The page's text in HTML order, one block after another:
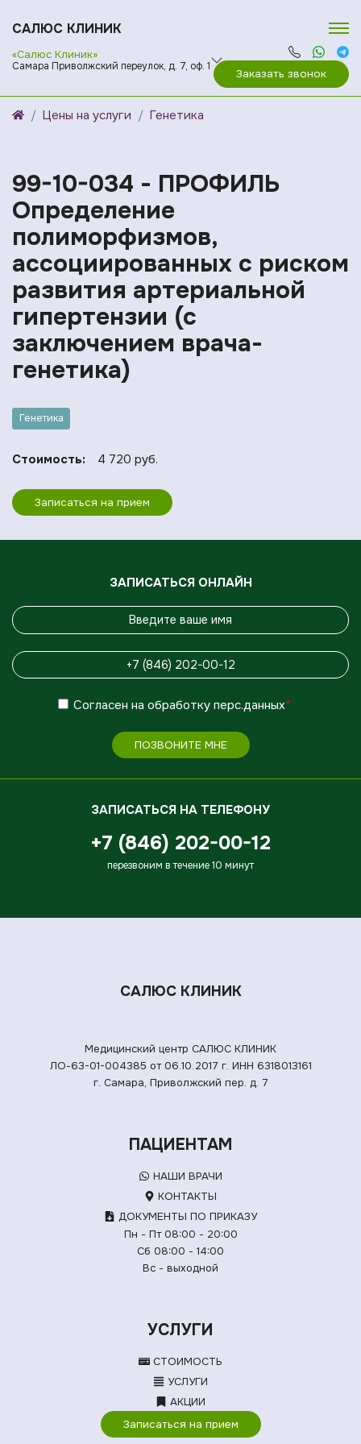
САЛЮС КЛИНИК
«Салюс Клиник»
Самара Приволжский переулок, д. 7, оф. 1
Заказать звонок
Цены на услуги Генетика
99-10-034 - ПРОФИЛЬ
Определение
полиморфизмов,
ассоциированных с риском
развития артериальной
гипертензии (с
заключением врача-
генетика)
Генетика
Стоимость: 4 720 руб.
Записаться на прием
ЗАПИСАТЬСЯ ОНЛАЙН
Согласен на обработку перс.данных*
ПОЗВОНИТЕ МНЕ
ЗАПИСАТЬСЯ НА ТЕЛЕФОНУ
+7 (846) 202-00-12
перезвоним в течение 10 минут
САЛЮС КЛИНИК
Медицинский центр САЛЮС КЛИНИК
ЛО-63-01-004385 от 06.10.2017 г. ИНН 6318013161
г. Самара, Приволжский пер. д. 7
ПАЦИЕНТАМ
НАШИ ВРАЧИ
КОНТАКТЫ
ДОКУМЕНТЫ ПО ПРИКАЗУ
Пн - Пт 08:00 - 20:00
Сб 08:00 - 14:00
Вс - выходной
УСЛУГИ
СТОИМОСТЬ
УСЛУГИ
АКЦИИ
Записаться на прием